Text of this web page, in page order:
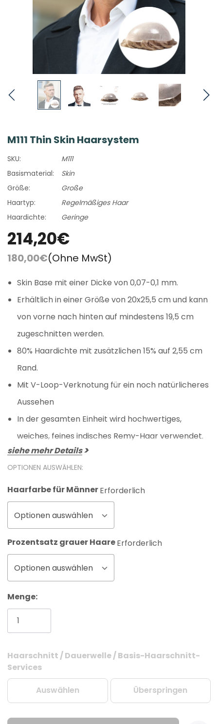
M111 Thin Skin Haarsystem
SKU:
M111
Basismaterial:
Skin
Größe:
Große
Haartyp:
Regelmäßiges Haar
Haardichte:
Geringe
214,20€
180,00€(Ohne MwSt)
Skin Base mit einer Dicke von 0,07-0,1 mm.
Erhältlich in einer Größe von 20x25,5 cm und kann
von vorne nach hinten auf mindestens 19,5 cm
zugeschnitten werden.
80% Haardichte mit zusätzlichen 15% auf 2,55 cm
Rand.
Mit V-Loop-Verknotung für ein noch natürlicheres
Aussehen
In der gesamten Einheit wird hochwertiges,
weiches, feines indisches Remy-Haar verwendet.
siehe mehr Details
OPTIONEN AUSWÄHLEN:
Haarfarbe für MännerErforderlich
Optionen auswählen
Prozentsatz grauer HaareErforderlich
Optionen auswählen
Menge:
Aktueller
Lagerbestand:
Haarschnitt / Dauerwelle / Basis-Haarschnitt-
Services
Auswählen Überspringen